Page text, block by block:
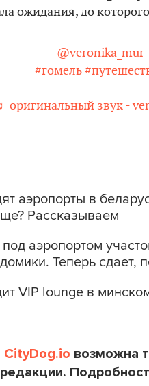
ожидания, до
@veronika_mur
#гомель
оригинальный звук -
аэропорты в
Рассказываем
аэропортом
Теперь сдает,
VIP lounge в
CityDog.io возможна
редакции.